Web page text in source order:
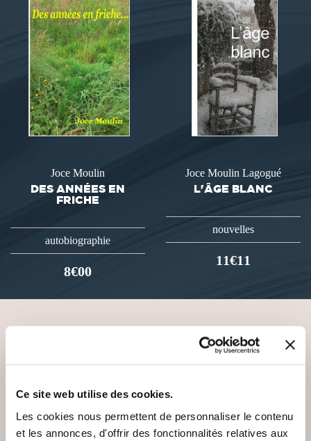
Ce site web utilise des cookies.
Les cookies nous permettent de personnaliser le contenu
et les annonces, d'offrir des fonctionnalités relatives aux
Joce Moulin
DES ANNÉES EN
FRICHE
autobiographie
8€00
Joce Moulin Lagogué
L'ÂGE BLANC
nouvelles
11€11
VOUS AIMEREZ AUSSI
NEW